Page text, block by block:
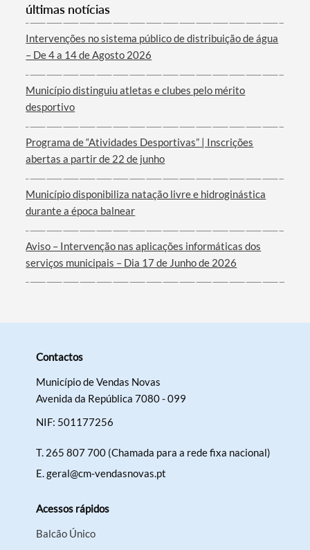
Filtros
últimas notícias
Intervenções no sistema público de distribuição de água
– De 4 a 14 de Agosto 2026
Município distinguiu atletas e clubes pelo mérito
desportivo
Programa de “Atividades Desportivas” | Inscrições
abertas a partir de 22 de junho
Município disponibiliza natação livre e hidroginástica
durante a época balnear
Aviso – Intervenção nas aplicações informáticas dos
serviços municipais – Dia 17 de Junho de 2026
Contactos
Município de Vendas Novas
Avenida da República 7080 - 099
NIF: 501177256
T. 265 807 700 (Chamada para a rede fixa nacional)
E.geral@cm-vendasnovas.pt
Acessos rápidos
Balcão Único